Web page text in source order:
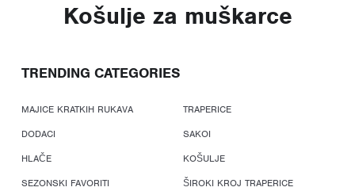
Košulje za muškarce
TRENDING CATEGORIES
MAJICE KRATKIH RUKAVA
TRAPERICE
DODACI
SAKOI
HLAČE
KOŠULJE
SEZONSKI FAVORITI
ŠIROKI KROJ TRAPERICE